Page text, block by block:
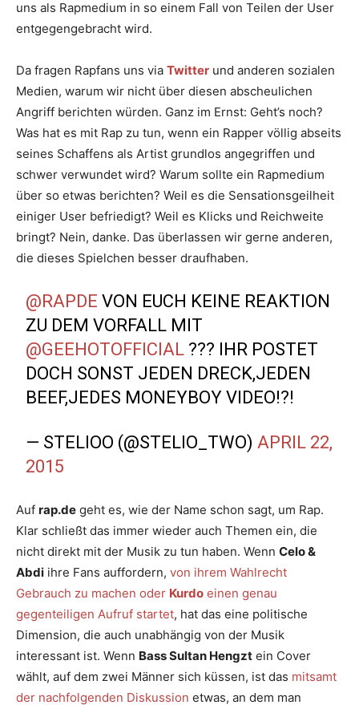
uns als Rapmedium in so einem Fall von Teilen der User
entgegengebracht wird.
Da fragen Rapfans uns via Twitter und anderen sozialen
Medien, warum wir nicht über diesen abscheulichen
Angriff berichten würden. Ganz im Ernst: Geht’s noch?
Was hat es mit Rap zu tun, wenn ein Rapper völlig abseits
seines Schaffens als Artist grundlos angegriffen und
schwer verwundet wird? Warum sollte ein Rapmedium
über so etwas berichten? Weil es die Sensationsgeilheit
einiger User befriedigt? Weil es Klicks und Reichweite
bringt? Nein, danke. Das überlassen wir gerne anderen,
die dieses Spielchen besser draufhaben.
@RAPDE VON EUCH KEINE REAKTION
ZU DEM VORFALL MIT
@GEEHOTOFFICIAL ??? IHR POSTET
DOCH SONST JEDEN DRECK,JEDEN
BEEF,JEDES MONEYBOY VIDEO!?!
— STELIOO (@STELIO_TWO)APRIL 22,
2015
Auf rap.de geht es, wie der Name schon sagt, um Rap.
Klar schließt das immer wieder auch Themen ein, die
nicht direkt mit der Musik zu tun haben. Wenn Celo &
Abdi ihre Fans auffordern, von ihrem Wahlrecht
Gebrauch zu machen oder Kurdo einen genau
gegenteiligen Aufruf startet, hat das eine politische
Dimension, die auch unabhängig von der Musik
interessant ist. Wenn Bass Sultan Hengzt ein Cover
wählt, auf dem zwei Männer sich küssen, ist das mitsamt
der nachfolgenden Diskussion etwas, an dem man